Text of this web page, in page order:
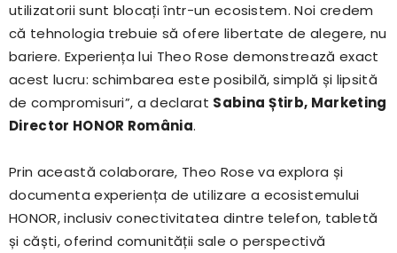
utilizatorii sunt blocați într-un ecosistem. Noi credem
că tehnologia trebuie să ofere libertate de alegere, nu
bariere. Experiența lui Theo Rose demonstrează exact
acest lucru: schimbarea este posibilă, simplă și lipsită
de compromisuri”, a declarat Sabina Știrb, Marketing
Director HONOR România.
Prin această colaborare, Theo Rose va explora și
documenta experiența de utilizare a ecosistemului
HONOR, inclusiv conectivitatea dintre telefon, tabletă
și căști, oferind comunității sale o perspectivă